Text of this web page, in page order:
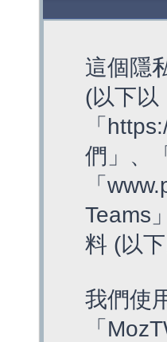
這個隱
(以下以
「
們」、
「
Teams
料 (以
我們使
「